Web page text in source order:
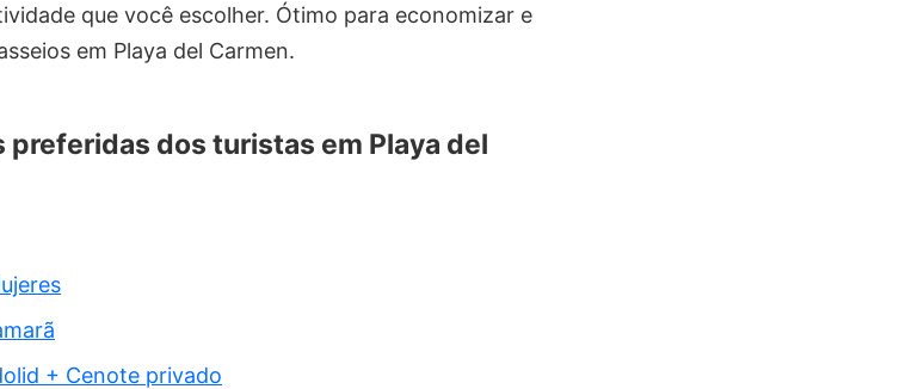
que você escolher. Ótimo para economizar e
em Playa del Carmen.
preferidas dos turistas em Playa del
+ Cenote privado